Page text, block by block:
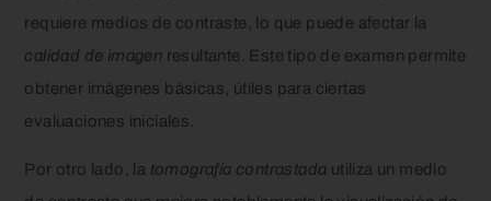
requiere medios de contraste, lo que puede afectar la
calidad de imagen resultante. Este tipo de examen permite
obtener imágenes básicas, útiles para ciertas
evaluaciones iniciales.
Por otro lado, la tomografía contrastada utiliza un medio